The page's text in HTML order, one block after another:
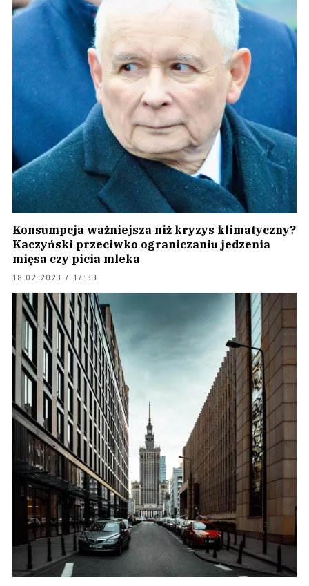
Konsumpcja ważniejsza niż kryzys klimatyczny?
Kaczyński przeciwko ograniczaniu jedzenia
mięsa czy picia mleka
18.02.2023 / 17:33